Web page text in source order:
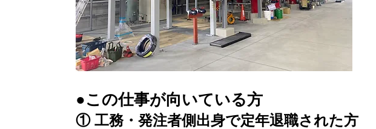
●この仕事が向いている方
① 工務・発注者側出身で定年退職された方